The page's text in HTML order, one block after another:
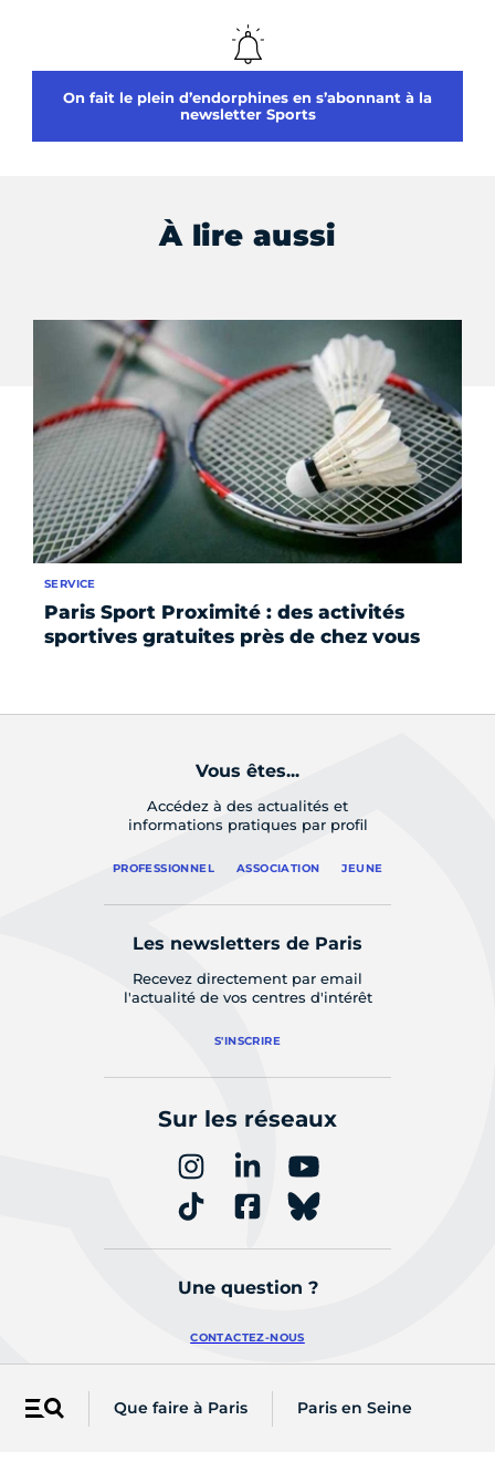
Menu Que faire à Paris Paris en Seine
On fait le plein d’endorphines en s’abonnant à la
newsletter Sports
À lire aussi
Paris Sport Proximité : des activités
sportives gratuites près de chez vous
SERVICE
Vous êtes...
Accédez à des actualités et
informations pratiques par profil
PROFESSIONNEL ASSOCIATION JEUNE
Les newsletters de Paris
Recevez directement par email
l'actualité de vos centres d'intérêt
S'INSCRIRE
Sur les réseaux
Une question ?
CONTACTEZ-NOUS